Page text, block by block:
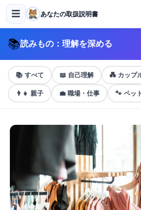
☰ あなたの取扱説明書
📚読みもの：理解を深める
📚 すべて 📖 自己理解 💑 カップ
👨‍👧 親子 💼 職場・仕事 🐾 ペッ